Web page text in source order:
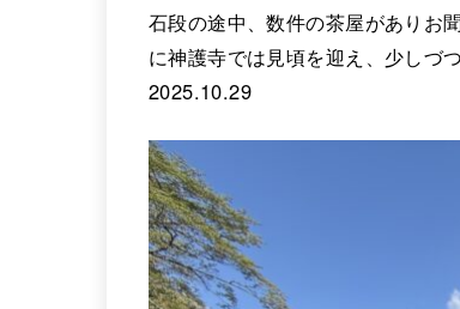
石段の途中、数件の茶屋がありお
に神護寺では見頃を迎え、少しづ
2025.10.29